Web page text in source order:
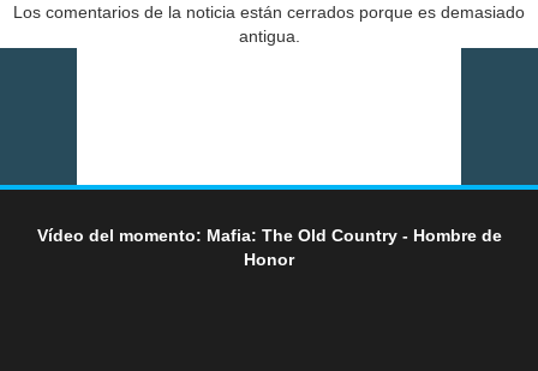
Los comentarios de la noticia están cerrados porque es demasiado
antigua.
Vídeo del momento: Mafia: The Old Country - Hombre de
Honor